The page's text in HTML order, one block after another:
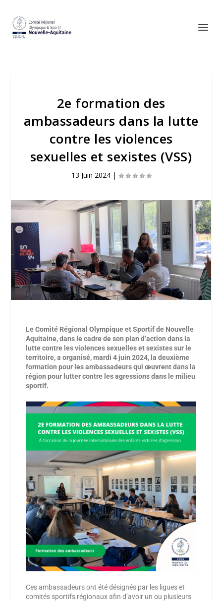
2e formation des
ambassadeurs dans la lutte
contre les violences
sexuelles et sexistes (VSS)
13 Juin 2024|
LeComité Régional Olympique et Sportif de Nouvelle
Aquitaine, dans le cadre de son plan d’action dans la
lutte contre les violences sexuelles et sexistes sur le
territoire, a organisé, mardi 4 juin 2024, ladeuxième
formation pour les ambassadeursquiœuvrent dans la
région pour lutter contre les agressions dans le milieu
sportif.
Ces ambassadeurs ont été désignés par les ligues et
comités sportifs régionaux afin d’avoir un ou plusieurs